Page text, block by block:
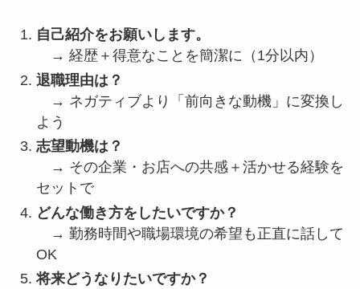
自己紹介をお願いします。
→ 経歴＋得意なことを簡潔に（1分以内）
退職理由は？
→ ネガティブより「前向きな動機」に変換し
よう
志望動機は？
→ その企業・お店への共感＋活かせる経験を
セットで
どんな働き方をしたいですか？
→ 勤務時間や職場環境の希望も正直に話して
OK
将来どうなりたいですか？